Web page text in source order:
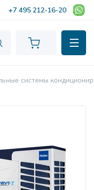
+7 495 212-16-20
системы